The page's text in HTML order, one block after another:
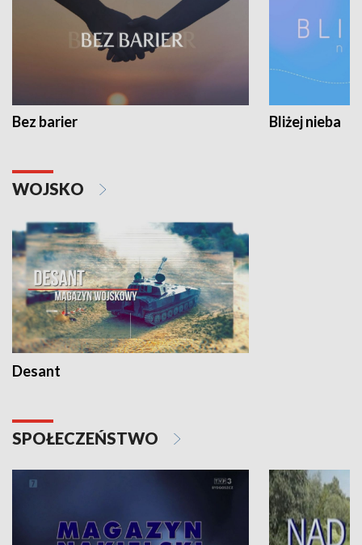
Bez barier Bliżej nieba
WOJSKO
Desant
SPOŁECZEŃSTWO